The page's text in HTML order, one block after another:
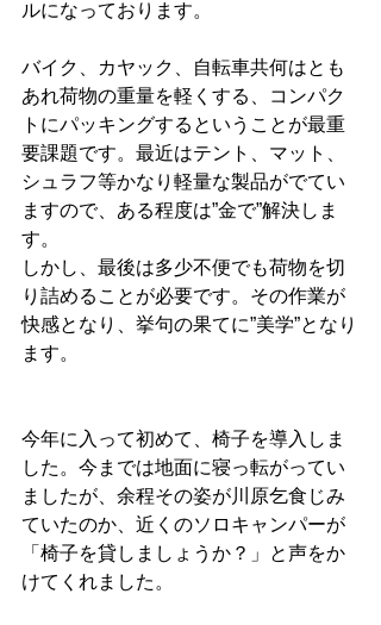
ルになっております。
バイク、カヤック、自転車共何はとも
あれ荷物の重量を軽くする、コンパク
トにパッキングするということが最重
要課題です。最近はテント、マット、
シュラフ等かなり軽量な製品がでてい
ますので、ある程度は”金で”解決しま
す。
しかし、最後は多少不便でも荷物を切
り詰めることが必要です。その作業が
快感となり、挙句の果てに”美学”となり
ます。
今年に入って初めて、椅子を導入しま
した。今までは地面に寝っ転がってい
ましたが、余程その姿が川原乞食じみ
ていたのか、近くのソロキャンパーが
「椅子を貸しましょうか？」と声をか
けてくれました。